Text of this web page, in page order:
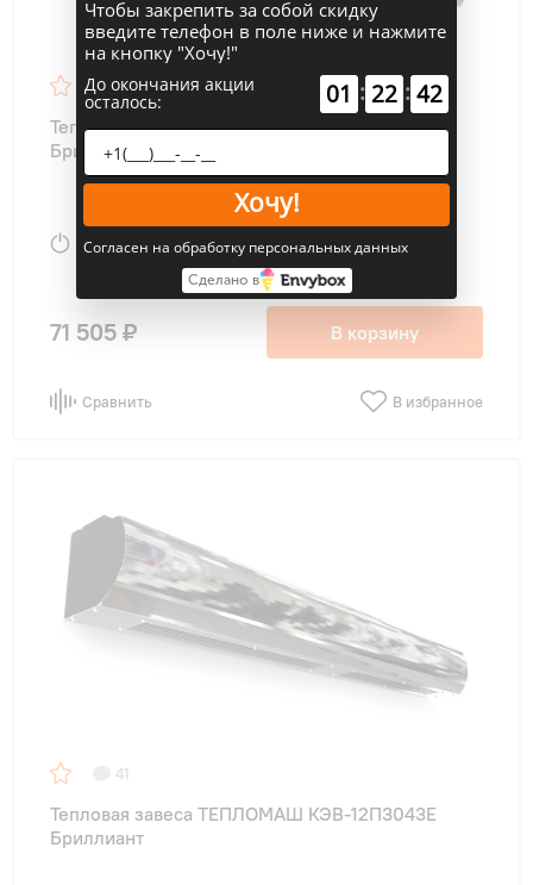
41
Тепловая завеса ТЕПЛОМАШ КЭВ-18П3043E
Бриллиант
2100/2400/2800
куб м/час Вт
46 дБ
71 505 ₽ В корзину
Сравнить В избранное
41
Тепловая завеса ТЕПЛОМАШ КЭВ-12П3043E
Бриллиант
Чтобы закрепить за собой скидку
введите телефон в поле ниже и нажмите
на кнопку "Хочу!"
До окончания акции
осталось: 01 : 22 : 41
Хочу!
Согласен на обработку персональных данных
Сделано в